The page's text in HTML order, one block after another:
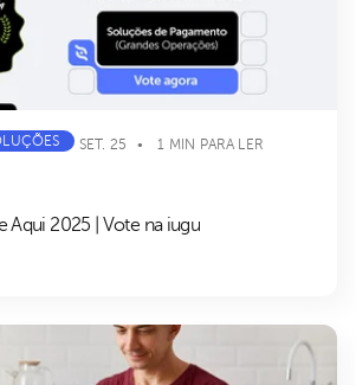
SET. 25 1 MIN PARA LER
Aqui 2025 | Vote na iugu